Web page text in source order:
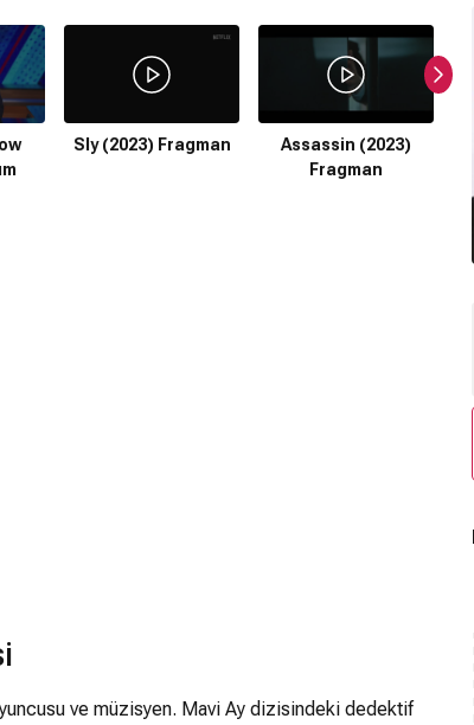
Sly (2023) Fragman
Assassin (2023)
Fragman
ve müzisyen. Mavi Ay dizisindeki dedektif